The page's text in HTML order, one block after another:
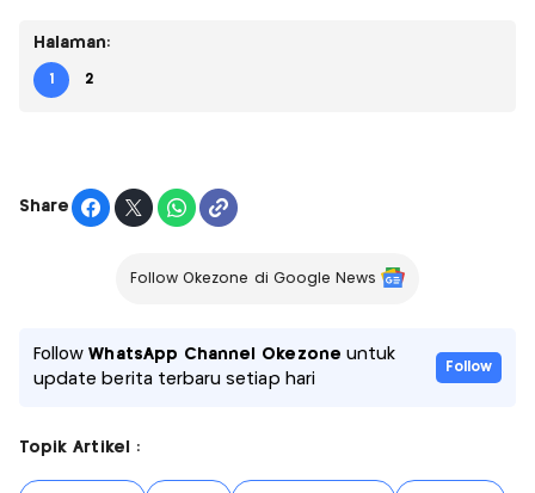
Halaman:
1 2
Share
Follow Okezone di Google News
FollowWhatsApp Channel Okezone untuk
update berita terbaru setiap hari
Follow
Topik Artikel :